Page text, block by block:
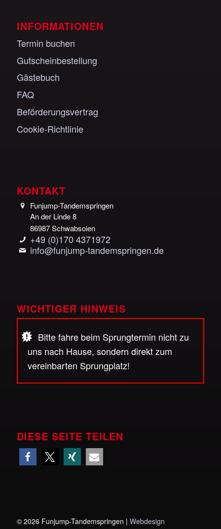
INFORMATIONEN
Termin buchen
Gutscheinbestellung
Gästebuch
FAQ
Beförderungsvertrag
Cookie-Richtlinie
KONTAKT
Funjump-Tandemspringen
An der Linde 8
86987 Schwabsoien
+49 (0)170 4371972
info@funjump-tandemspringen.de
WICHTIGER HINWEIS
Bitte fahre beim Sprungtermin nicht zu
uns nach Hause, sondern direkt zum
vereinbarten Sprungplatz!
DIESE SEITE TEILEN
© 2026 Funjump-Tandemspringen | Webdesign